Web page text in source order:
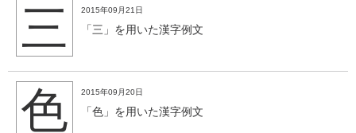
三 2015年09月21日
「三」を用いた漢字例文
色 2015年09月20日
「色」を用いた漢字例文